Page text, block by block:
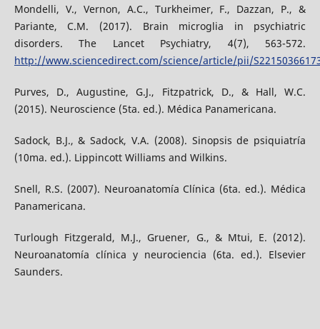
Mondelli, V., Vernon, A.C., Turkheimer, F., Dazzan, P., &
Pariante, C.M. (2017). Brain microglia in psychiatric
disorders. The Lancet Psychiatry, 4(7), 563-572.
http://www.sciencedirect.com/science/article/pii/
Purves, D., Augustine, G.J., Fitzpatrick, D., & Hall, W.C.
(2015). Neuroscience (5ta. ed.). Médica Panamericana.
Sadock, B.J., & Sadock, V.A. (2008). Sinopsis de psiquiatría
(10ma. ed.). Lippincott Williams and Wilkins.
Snell, R.S. (2007). Neuroanatomía Clínica (6ta. ed.). Médica
Panamericana.
Turlough Fitzgerald, M.J., Gruener, G., & Mtui, E. (2012).
Neuroanatomía clínica y neurociencia (6ta. ed.). Elsevier
Saunders.